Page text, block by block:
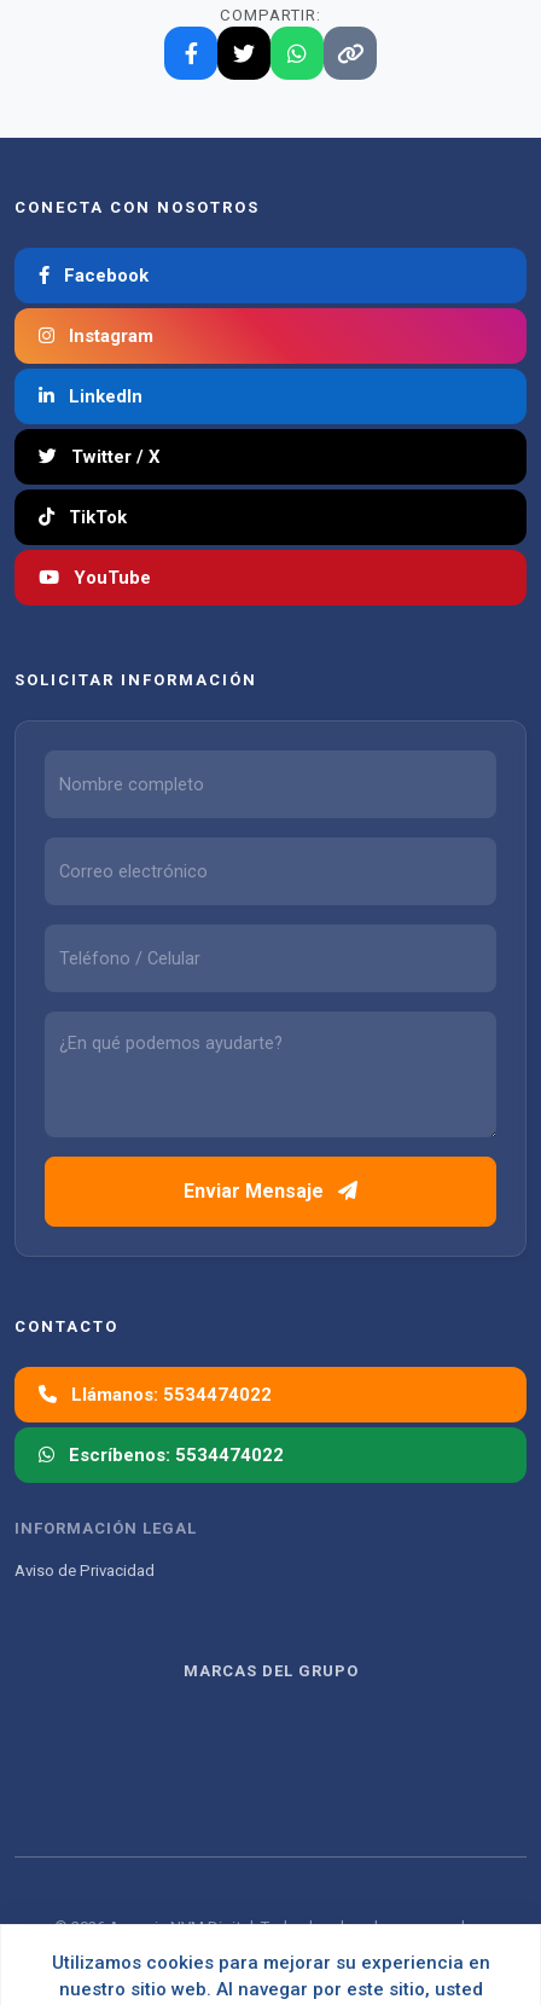
COMPARTIR:
CONECTA CON NOSOTROS
Facebook
Instagram
LinkedIn
Twitter / X
TikTok
YouTube
SOLICITAR INFORMACIÓN
Enviar Mensaje
CONTACTO
Llámanos: 5534474022
Escríbenos: 5534474022
INFORMACIÓN LEGAL
Aviso de Privacidad
MARCAS DEL GRUPO
© 2026 Agencia NVM Digital. Todos los derechos reservados.
Desarrollado con por OMNES
Utilizamos cookies para mejorar su experiencia en
nuestro sitio web. Al navegar por este sitio, usted